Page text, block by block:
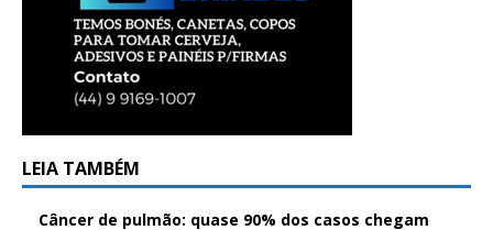
LEIA TAMBÉM
Câncer de pulmão: quase 90% dos casos chegam